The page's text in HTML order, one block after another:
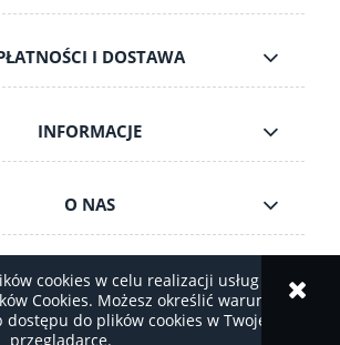
cookies w celu realizacji usług i
Cookies. Możesz określić warunki
do plików cookies w Twojej
przeglądarce.
I DOSTAWA
INFORMACJE
O NAS
pełną wersję strony